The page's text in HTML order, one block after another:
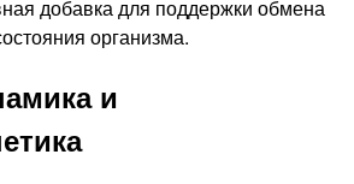
добавка для поддержки обмена
организма.
и